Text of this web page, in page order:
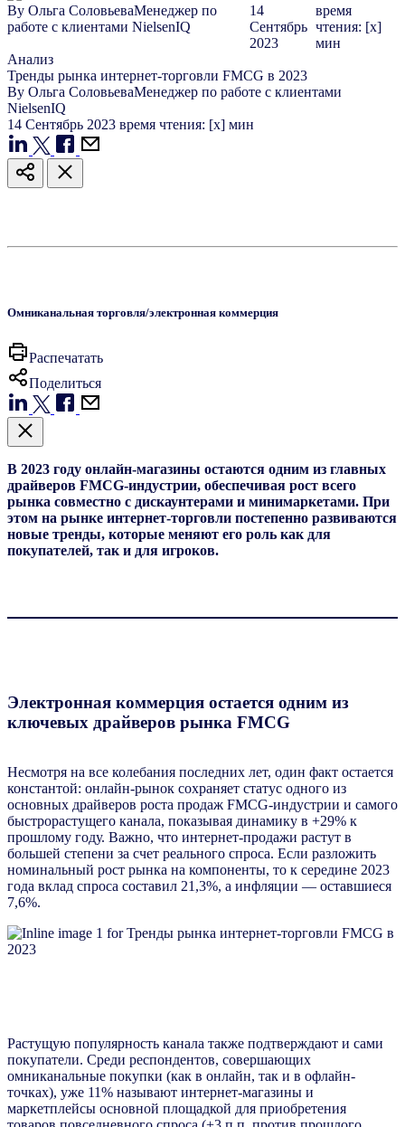
By Ольга СоловьеваМенеджер по
работе с клиентами NielsenIQ
14
Сентябрь
2023
время
чтения: [x]
мин
Анализ
Тренды рынка интернет-торговли FMCG в 2023
By Ольга СоловьеваМенеджер по работе с клиентами
NielsenIQ
14 Сентябрь 2023 время чтения: [x] мин
Омниканальная торговля/электронная коммерция
Распечатать
Поделиться
В 2023 году онлайн-магазины остаются одним из главных
драйверов FMCG-индустрии, обеспечивая рост всего
рынка совместно с дискаунтерами и минимаркетами. При
этом на рынке интернет-торговли постепенно развиваются
новые тренды, которые меняют его роль как для
покупателей, так и для игроков.
Электронная коммерция остается одним из
ключевых драйверов рынка FMCG
Несмотря на все колебания последних лет, один факт остается
константой: онлайн-рынок сохраняет статус одного из
основных драйверов роста продаж FMCG-индустрии и самого
быстрорастущего канала, показывая динамику в +29% к
прошлому году. Важно, что интернет-продажи растут в
большей степени за счет реального спроса. Если разложить
номинальный рост рынка на компоненты, то к середине 2023
года вклад спроса составил 21,3%, а инфляции — оставшиеся
7,6%.
Растущую популярность канала также подтверждают и сами
покупатели. Среди респондентов, совершающих
омниканальные покупки (как в онлайн, так и в офлайн-
точках), уже 11% называют интернет-магазины и
маркетплейсы основной площадкой для приобретения